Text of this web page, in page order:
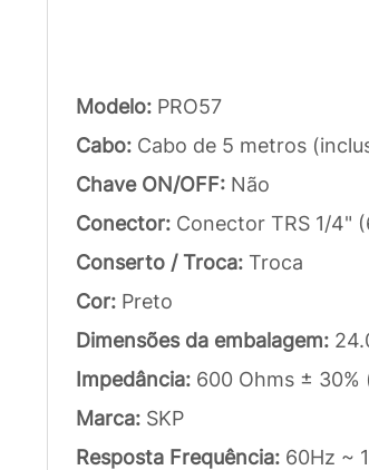
Modelo: PRO57
Cabo: Cabo de 5 metros
Chave ON/OFF: Não
Conector: Conector TRS 1/4"
Conserto / Troca: Troca
Cor: Preto
Dimensões da embalagem:
Impedância: 600 Ohms ± 30%
Marca: SKP
Resposta Frequência: 60Hz ~